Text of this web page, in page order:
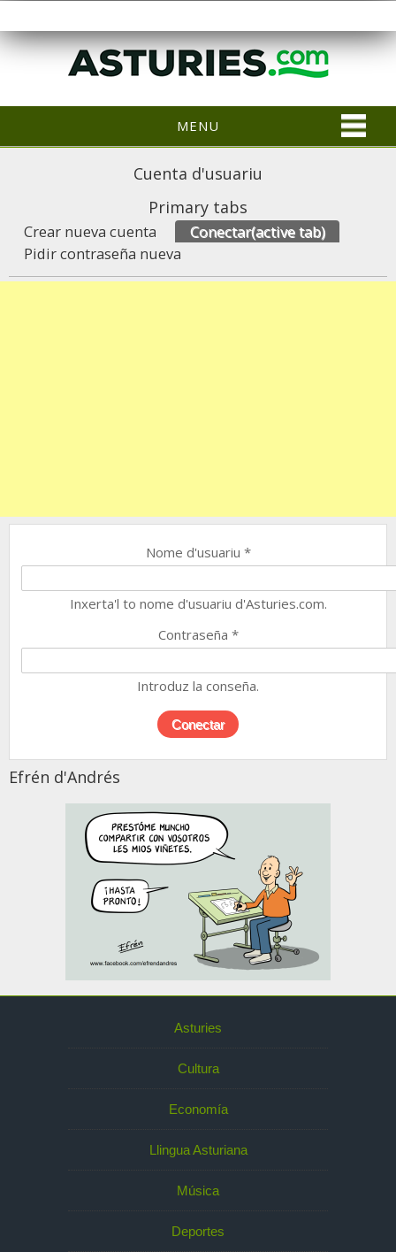
MENU
Cuenta d'usuariu
Primary tabs
Crear nueva cuenta Conectar(active tab)
Pidir contraseña nueva
Nome d'usuariu *
Inxerta'l to nome d'usuariu d'Asturies.com.
Contraseña *
Introduz la conseña.
Efrén d'Andrés
Asturies
Cultura
Economía
Llingua Asturiana
Música
Deportes